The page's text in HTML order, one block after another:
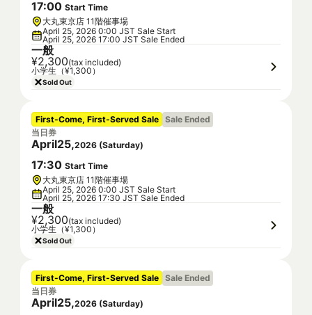
17:00 Start Time
大丸東京店 11階催事場
April 25, 2026 0:00 JST Sale Start
April 25, 2026 17:00 JST Sale Ended
一般
¥2,300(tax included)
小学生（¥1,300）
Sold Out
First-Come, First-Served Sale Sale Ended
当日券
April25,2026 (Saturday)
17:30 Start Time
大丸東京店 11階催事場
April 25, 2026 0:00 JST Sale Start
April 25, 2026 17:30 JST Sale Ended
一般
¥2,300(tax included)
小学生（¥1,300）
Sold Out
First-Come, First-Served Sale Sale Ended
当日券
April25,2026 (Saturday)